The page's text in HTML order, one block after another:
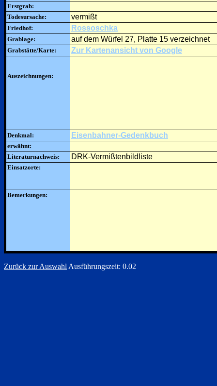
Erstgrab:
Todesursache:
vermißt
Friedhof: Rossoschka
Grablage: auf dem Würfel 27, Platte 15 verzeichnet
Grabstätte/Karte: Zur Kartenansicht von Google
Auszeichnungen:
Denkmal: Eisenbahner-Gedenkbuch
erwähnt:
Literaturnachweis:
DRK-Vermißtenbildliste
Einsatzorte:
Bemerkungen:
Zurück zur Auswahl Ausführungszeit: 0.02